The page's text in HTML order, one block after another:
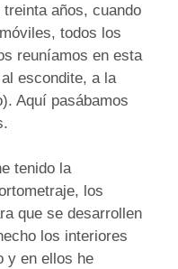
años, cuando
todos los
reuníamos en esta
escondite, a la
Aquí pasábamos
tenido la
los
que se desarrollen
los interiores
y en ellos he